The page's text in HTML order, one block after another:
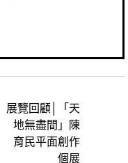
展覽回顧│「天
地無盡間」陳
育民平面創作
個展